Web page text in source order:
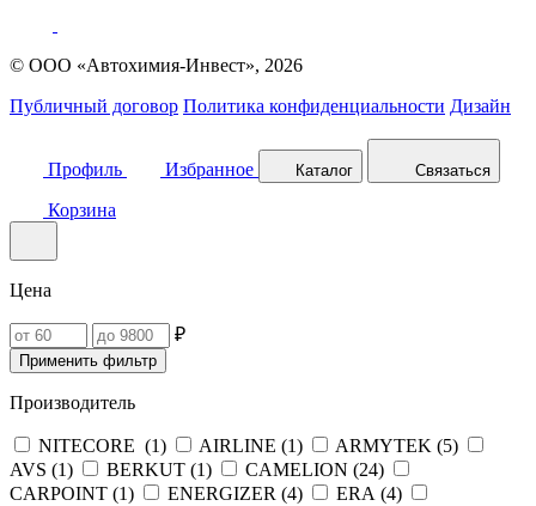
© ООО «Автохимия-Инвест», 2026
Публичный договор Политика конфиденциальности Дизайн
Профиль Избранное Каталог Связаться
Корзина
Цена
₽
Применить фильтр
Производитель
NITECORE (1) AIRLINE (1) ARMYTEK (5)
AVS (1) BERKUT (1) CAMELION (24)
CARPOINT (1) ENERGIZER (4) ERA (4)